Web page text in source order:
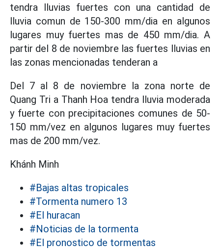
tendra lluvias fuertes con una cantidad de
lluvia comun de 150-300 mm/dia en algunos
lugares muy fuertes mas de 450 mm/dia. A
partir del 8 de noviembre las fuertes lluvias en
las zonas mencionadas tenderan a
Del 7 al 8 de noviembre la zona norte de
Quang Tri a Thanh Hoa tendra lluvia moderada
y fuerte con precipitaciones comunes de 50-
150 mm/vez en algunos lugares muy fuertes
mas de 200 mm/vez.
Khánh Minh
#Bajas altas tropicales
#Tormenta numero 13
#El huracan
#Noticias de la tormenta
#El pronostico de tormentas